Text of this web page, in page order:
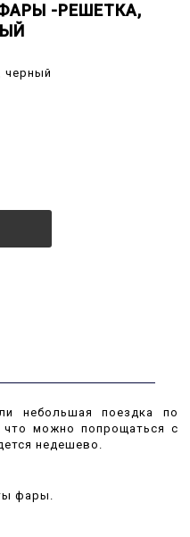
ФАРЫ -РЕШЕТКА,
черный
небольшая поездка по
можно попрощаться с
недешево.
фары.